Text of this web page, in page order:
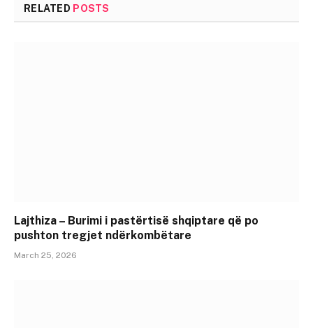
RELATED POSTS
Lajthiza – Burimi i pastërtisë shqiptare që po
pushton tregjet ndërkombëtare
March 25, 2026